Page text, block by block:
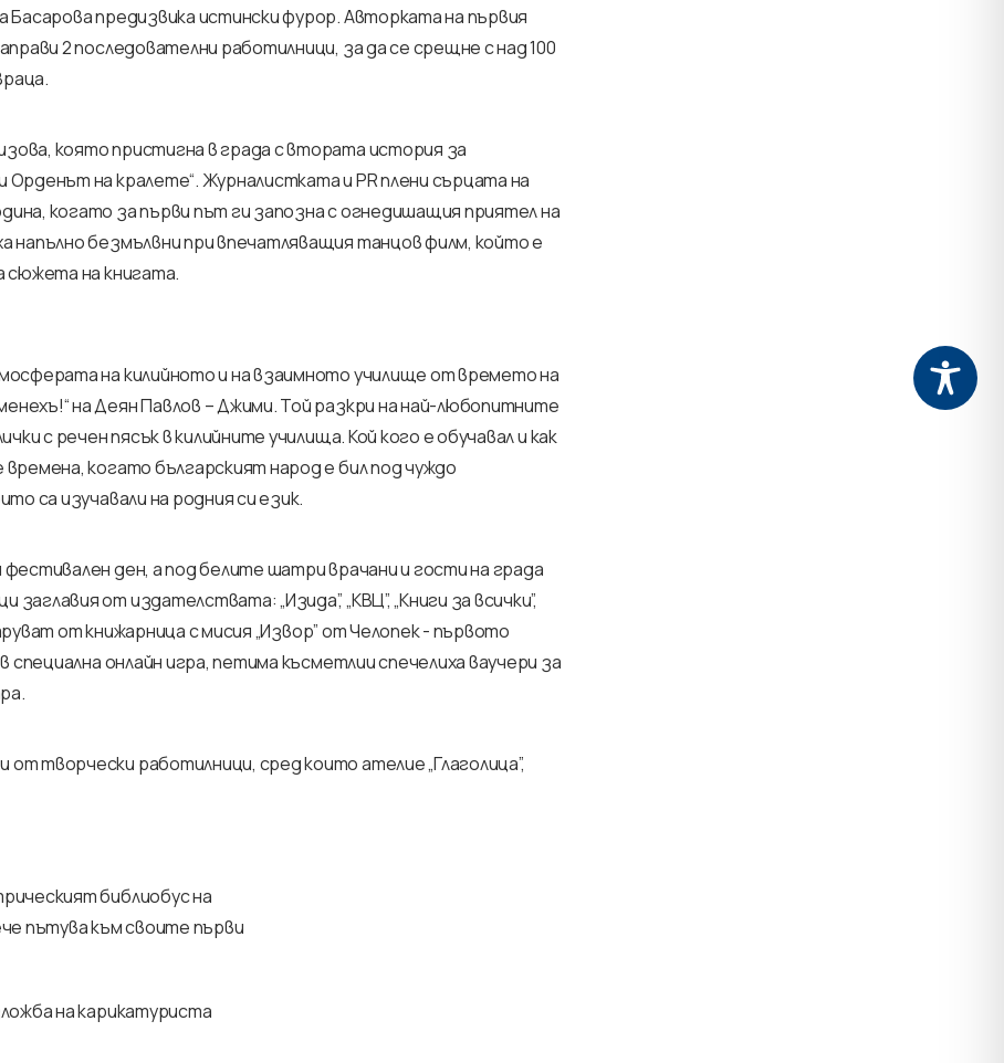
предизвика истински фурор. Авторката на първия
2 последователни работилници, за да се срещне с над 100
която пристигна в града с втората история за
на кралете“. Журналистката и PR плени сърцата на
когато за първи път ги запозна с огнедишащия приятел на
напълно безмълвни при впечатляващия танцов филм, който е
сюжета на книгата.
на килийното и на взаимното училище от времето на
на Деян Павлов – Джими. Той разкри на най-любопитните
с речен пясък в килийните училища. Кой кого е обучавал и как
когато българският народ е бил под чуждо
са изучавали на родния си език.
ден, а под белите шатри врачани и гости на града
от издателствата: „Изида”, „КВЦ”, „Книги за всички”,
от книжарница с мисия „Извор” от Челопек - първото
специална онлайн игра, петима късметлии спечелиха ваучери за
творчески работилници, сред които ателие „Глаголица”,
библиобус на
пътува към своите първи
на карикатуриста